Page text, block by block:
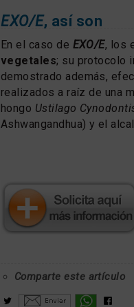
EXO/E, así son
En el caso de EXO/E, los
vegetales; su protocolo
demostrado además,
realizados a raíz de una
hongo Ustilago
Ashwangandhua) y el
Comparte este artículo